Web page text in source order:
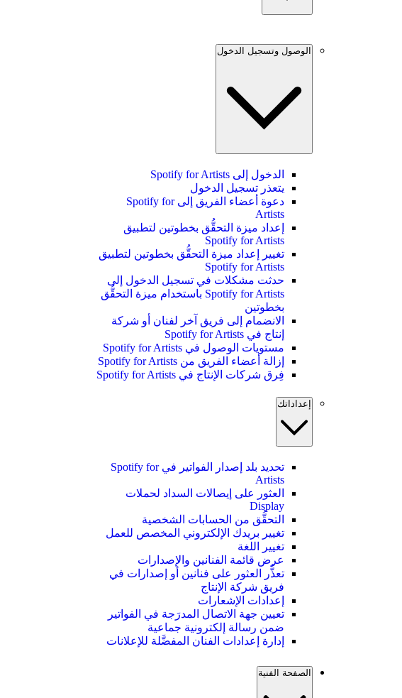
الوصول وتسجيل الدخول
الدخول إلى Spotify for Artists
يتعذر تسجيل الدخول
دعوة أعضاء الفريق إلى Spotify for
Artists
إعداد ميزة التحقُّق بخطوتين لتطبيق
Spotify for Artists
تغيير إعداد ميزة التحقُّق بخطوتين لتطبيق
Spotify for Artists
حدثت مشكلات في تسجيل الدخول إلى
Spotify for Artists باستخدام ميزة التحقُّق
بخطوتين
الانضمام إلى فريق آخر لفنان أو شركة
إنتاج في Spotify for Artists
مستويات الوصول في Spotify for Artists
إزالة أعضاء الفريق من Spotify for Artists
فِرق شركات الإنتاج في Spotify for Artists
إعداداتك
تحديد بلد إصدار الفواتير في Spotify for
Artists
العثور على إيصالات السداد لحملات
Display
التحقُّق من الحسابات الشخصية
تغيير بريدك الإلكتروني المخصص للعمل
تغيير اللغة
عرض قائمة الفنانين والإصدارات
تعذُّر العثور على فنانين أو إصدارات في
فريق شركة الإنتاج
إعدادات الإشعارات
تعيين جهة الاتصال المدرَجة في الفواتير
ضمن رسالة إلكترونية جماعية
إدارة إعدادات الفنان المفضَّلة للإعلانات
الصفحة الفنية